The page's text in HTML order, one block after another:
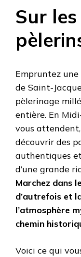
Sur
Empruntez
de Saint-
pèlerinage
entière. En
vous
découvrir des
authentiques
d’une grande
Marchez dans
d’autrefois et
l’atmosphère
chemin
Voici ce qui